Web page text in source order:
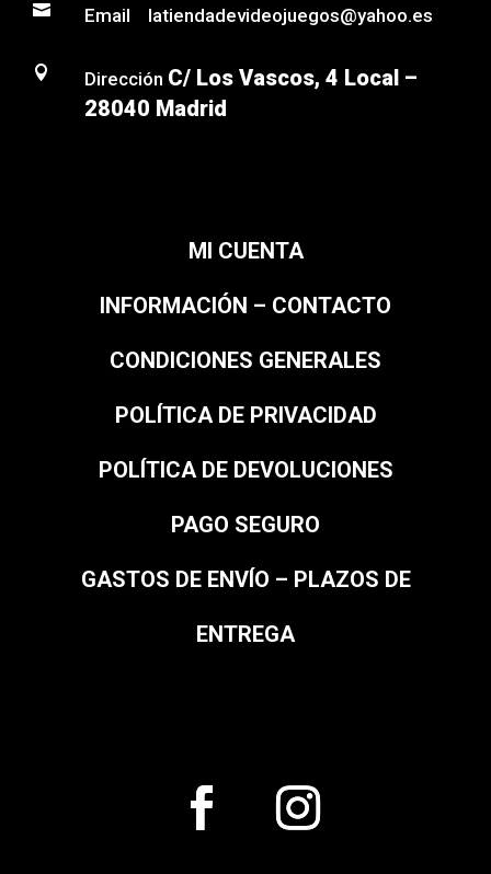
 Email latiendadevideojuegos@yahoo.es
 Dirección C/ Los Vascos, 4 Local –
28040 Madrid
MI CUENTA
INFORMACIÓN – CONTACTO
CONDICIONES GENERALES
POLÍTICA DE PRIVACIDAD
POLÍTICA DE DEVOLUCIONES
PAGO SEGURO
GASTOS DE ENVÍO – PLAZOS DE
ENTREGA